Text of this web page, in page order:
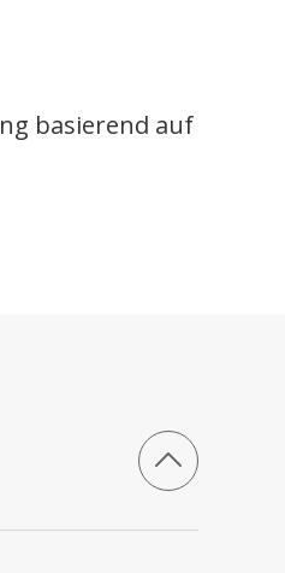
basierend auf